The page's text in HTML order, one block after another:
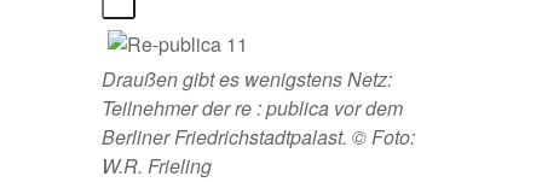
Draußen gibt es wenigstens Netz:
Teilnehmer der re : publica vor dem
Berliner Friedrichstadtpalast. © Foto:
W.R. Frieling